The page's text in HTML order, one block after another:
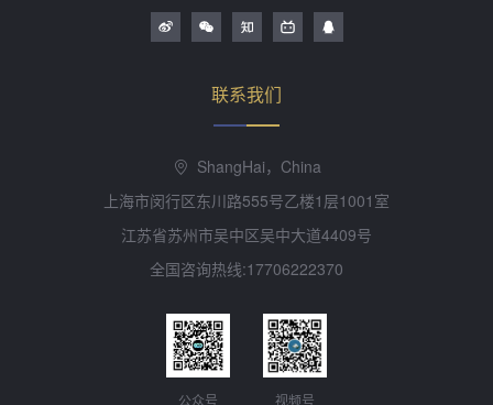
联系我们
ShangHai，China
上海市闵行区东川路555号乙楼1层1001室
江苏省苏州市吴中区吴中大道4409号
全国咨询热线:17706222370
公众号 视频号